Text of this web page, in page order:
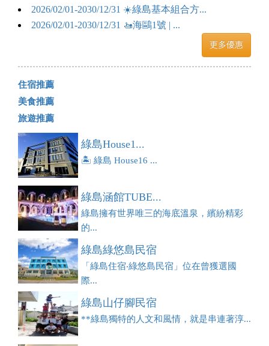
2026/02/01-2030/12/31 ☀️綠島基本組合方...
2026/02/01-2030/12/31 🚤海鷗1號 | ...
更多優惠
住宿推薦
美食推薦
旅遊推薦
綠島House1...
🏝️ 綠島 House16 ...
綠島涵館TUBE...
綠島擁有世界唯三的海底溫泉，繽紛精彩
的...
綠島綠悠島民宿
「綠島住宿‧綠悠島民宿」位在曾獲選國
際...
綠島山仔腳民宿
**綠島獨特的人文和風情，就是串連著淳...